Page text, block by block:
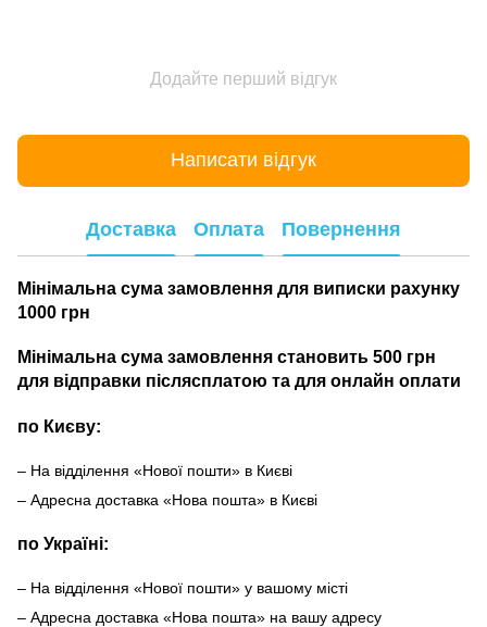
Додайте перший відгук
Написати відгук
Доставка Оплата Повернення
Мінімальна сума замовлення для виписки рахунку
1000 грн
Мінімальна сума замовлення становить 500 грн
для відправки післясплатою та для онлайн оплати
по Києву:
– На відділення «Нової пошти» в Києві
– Адресна доставка «Нова пошта» в Києві
по Україні:
– На відділення «Нової пошти» у вашому місті
– Адресна доставка «Нова пошта» на вашу адресу